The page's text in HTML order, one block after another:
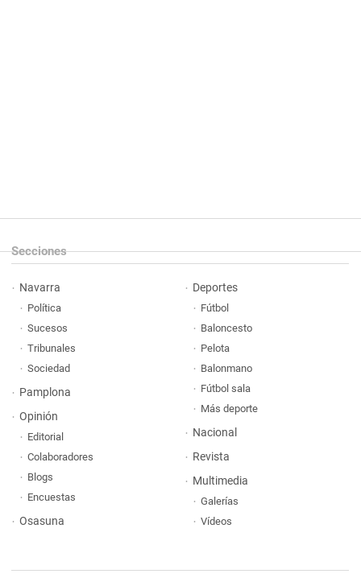
Secciones
Navarra
Política
Sucesos
Tribunales
Sociedad
Pamplona
Opinión
Editorial
Colaboradores
Blogs
Encuestas
Osasuna
Deportes
Fútbol
Baloncesto
Pelota
Balonmano
Fútbol sala
Más deporte
Nacional
Revista
Multimedia
Galerías
Vídeos